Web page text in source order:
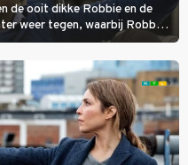
de ooit dikke Robbie en de
weer tegen, waarbij Robbie,
voor de CIA, Calvins hulp